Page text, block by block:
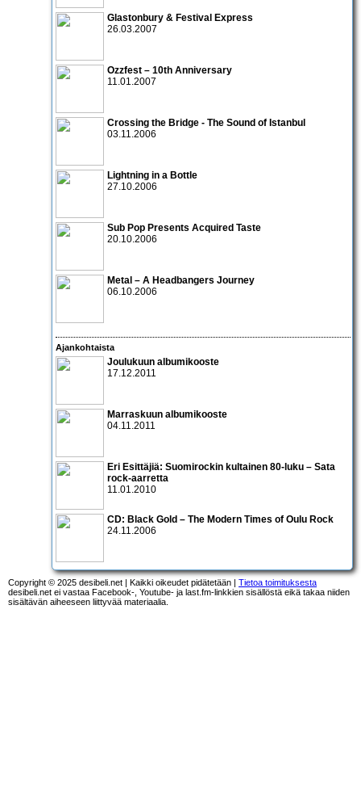
Glastonbury & Festival Express
26.03.2007
Ozzfest – 10th Anniversary
11.01.2007
Crossing the Bridge - The Sound of Istanbul
03.11.2006
Lightning in a Bottle
27.10.2006
Sub Pop Presents Acquired Taste
20.10.2006
Metal – A Headbangers Journey
06.10.2006
Ajankohtaista
Joulukuun albumikooste
17.12.2011
Marraskuun albumikooste
04.11.2011
Eri Esittäjiä: Suomirockin kultainen 80-luku – Sata
rock-aarretta
11.01.2010
CD: Black Gold – The Modern Times of Oulu Rock
24.11.2006
Copyright © 2025 desibeli.net | Kaikki oikeudet pidätetään | Tietoa toimituksesta
desibeli.net ei vastaa Facebook-, Youtube- ja last.fm-linkkien sisällöstä eikä takaa niiden
sisältävän aiheeseen liittyvää materiaalia.